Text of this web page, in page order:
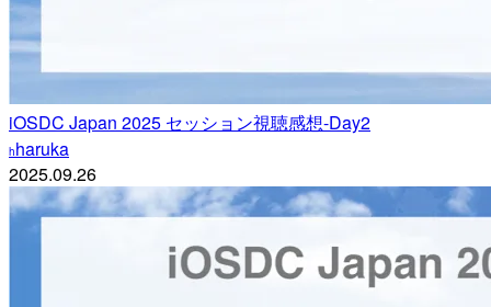
iOSDC Japan 2025 セッション視聴感想-Day2
hharuka
2025.09.26